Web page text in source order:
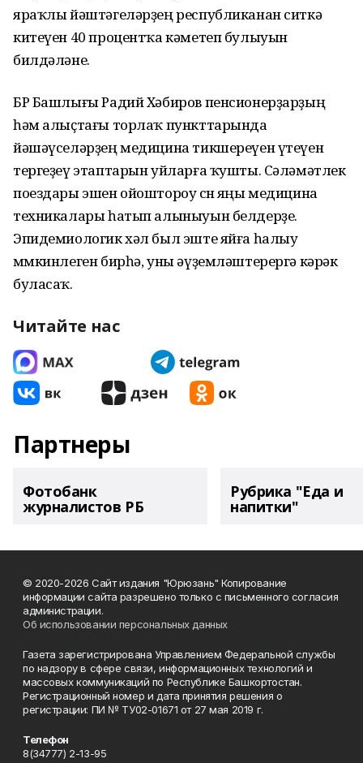
яраҡлы йәштәгеләрҙең республиканан ситкә
китеүен 40 процентҡа кәметеп булыуын
билдәләне.
БР Башлығы Радий Хәбиров пенсионерҙарҙың
һәм алыҫтағы торлаҡ пункттарында
йәшәүселәрҙең медицина тикшереүен үтеүен
тергеҙеү этаптарын уйларға ҡушты. Сәләмәтлек
поездары эшен ойоштороу өсөн яңы медицина
техникалары һатып алыныуын белдерҙе.
Эпидемиологик хәл был эште яйға һалыу
мөмкинлеген бирһә, уны әүҙемләштерергә кәрәк
буласаҡ.
Читайте нас
Партнеры
Фотобанк
журналистов РБ
Рубрика "Еда и
напитки"
© 2020-2026 Сайт издания "Юрюзань" Копирование
информации сайта разрешено только с письменного согласия
администрации.
Об использовании персональных данных
Газета зарегистрирована Управлением Федеральной службы
по надзору в сфере связи, информационных технологий и
массовых коммуникаций по Республике Башкортостан.
Регистрационный номер и дата принятия решения о
регистрации: ПИ № ТУ02-01671 от 27 мая 2019 г.
Телефон
8(34777) 2-13-95